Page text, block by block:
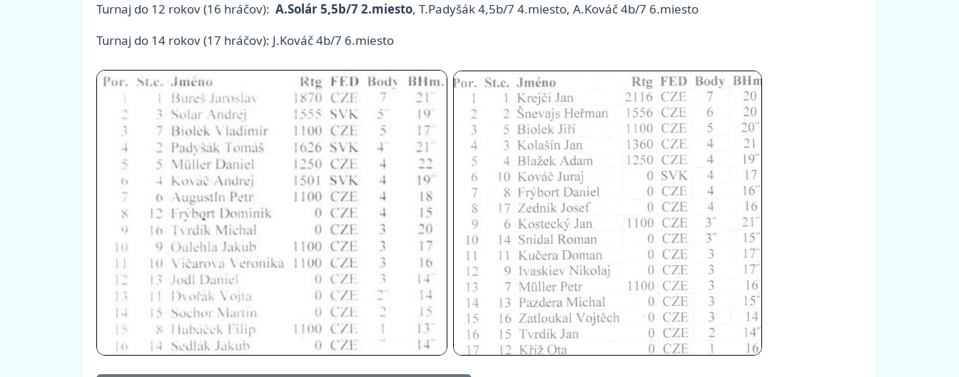
Turnaj do 12 rokov (16 hráčov): A.Solár 5,5b/7 2.miesto, T.Padyšák 4,5b/7 4.miesto, A.Kováč 4b/7 6.miesto
Turnaj do 14 rokov (17 hráčov): J.Kováč 4b/7 6.miesto